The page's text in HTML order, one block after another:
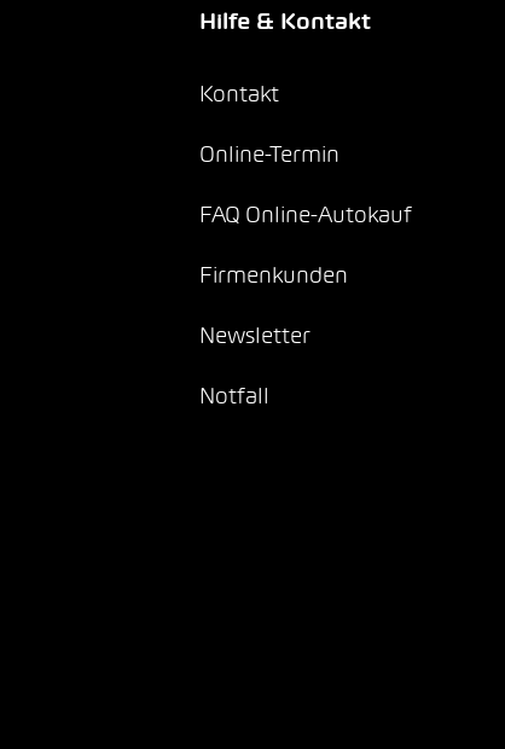
Hilfe & Kontakt
Kontakt
Online-Termin
FAQ Online-Autokauf
Firmenkunden
Newsletter
Notfall